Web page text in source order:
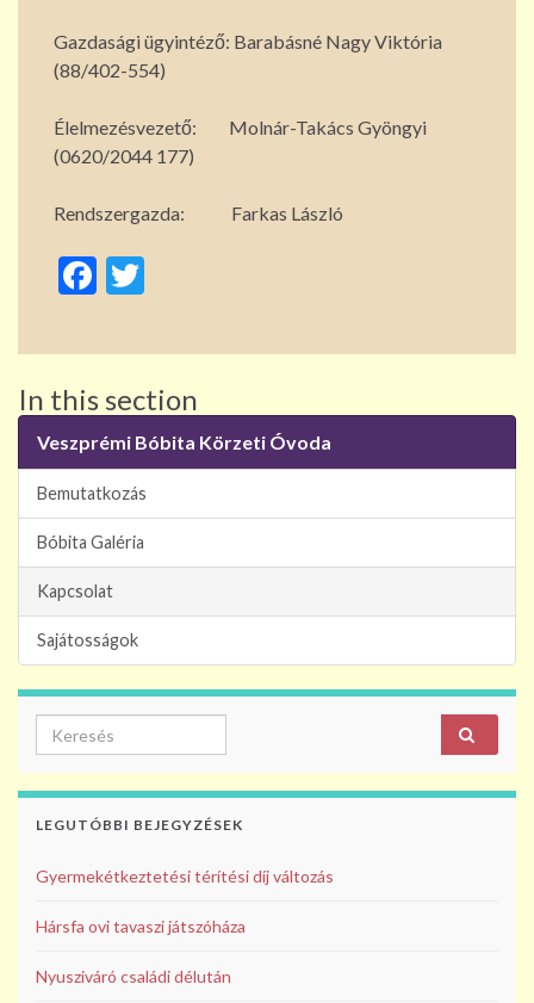
Gazdasági ügyintéző: Barabásné Nagy Viktória
(88/402-554)
Élelmezésvezető: Molnár-Takács Gyöngyi
(0620/2044 177)
Rendszergazda: Farkas László
F
e
b
o
o
k
itt
er
In this section
Veszprémi Bóbita Körzeti Óvoda
Bemutatkozás
Bóbita Galéria
Kapcsolat
Sajátosságok
Search for:
LEGUTÓBBI BEJEGYZÉSEK
Gyermekétkeztetési térítési díj változás
Hársfa ovi tavaszi játszóháza
Nyusziváró családi délután